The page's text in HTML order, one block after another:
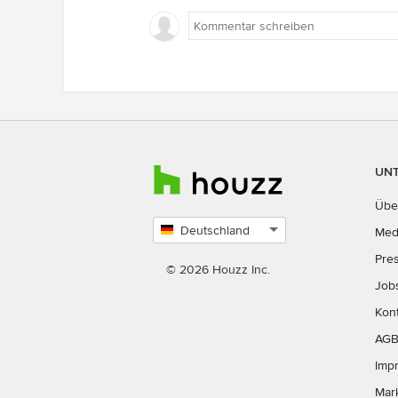
Schätze präsentiert werden
Es muss ja also gar nicht
ihrer-bilder-stsetivw-
LG
Deutschland
auswählen
© 2026 Houzz Inc.
AGB